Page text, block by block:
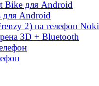
Bike для Android
Android
2) на телефон
3D + Bluetooth